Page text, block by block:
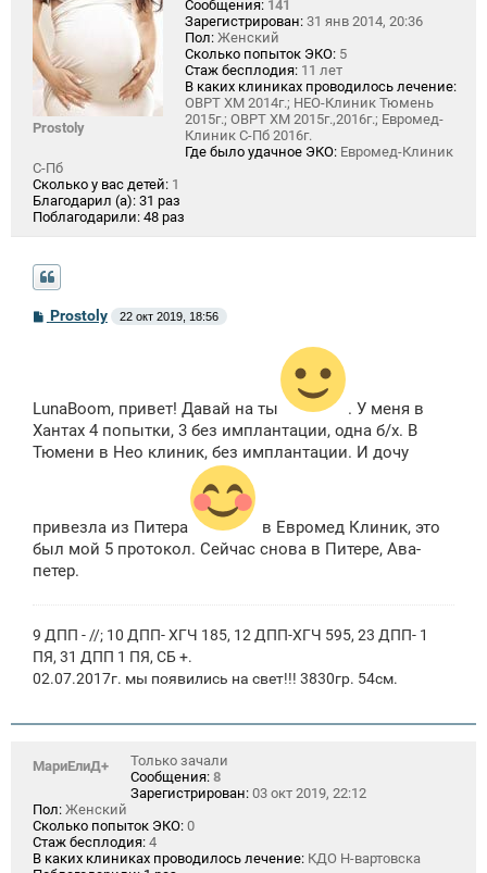
Prostoly
Сообщения: 141
Зарегистрирован: 31 янв 2014, 20:36
Пол: Женский
Сколько попыток ЭКО: 5
Стаж бесплодия: 11 лет
В каких клиниках проводилось лечение:
ОВРТ ХМ 2014г.; НЕО-Клиник Тюмень
2015г.; ОВРТ ХМ 2015г.,2016г.; Евромед-
Клиник С-Пб 2016г.
Где было удачное ЭКО: Евромед-Клиник
С-Пб
Сколько у вас детей: 1
Благодарил (а): 31 раз
Поблагодарили: 48 раз
С
н
е
Prostoly 22 окт 2019, 18:56
LunaBoom, привет! Давай на ты
. У меня в
Хантах 4 попытки, 3 без имплантации, одна б/х. В
Тюмени в Нео клиник, без имплантации. И дочу
привезла из Питера
в Евромед Клиник, это
был мой 5 протокол. Сейчас снова в Питере, Ава-
петер.
9 ДПП - //; 10 ДПП- ХГЧ 185, 12 ДПП-ХГЧ 595, 23 ДПП- 1
ПЯ, 31 ДПП 1 ПЯ, СБ +.
02.07.2017г. мы появились на свет!!! 3830гр. 54см.
МариЕлиД+
Только зачали
Сообщения: 8
Зарегистрирован: 03 окт 2019, 22:12
Пол: Женский
Сколько попыток ЭКО: 0
Стаж бесплодия: 4
В каких клиниках проводилось лечение: КДО Н-вартовска